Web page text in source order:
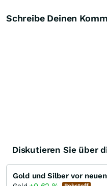
Schreibe Deinen
Diskutieren Sie über
Gold und Silber vor